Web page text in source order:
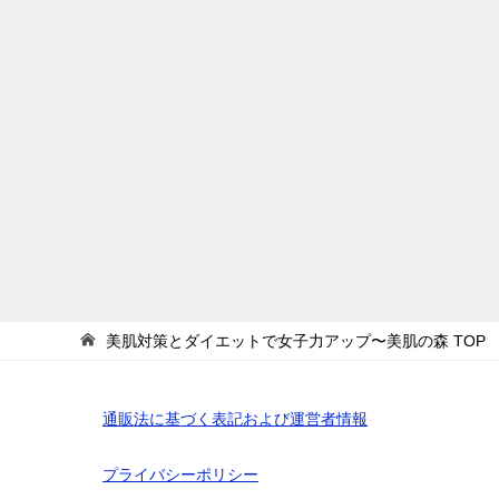
美肌対策とダイエットで女子力アップ〜美肌の森 TOP
通販法に基づく表記および運営者情報
プライバシーポリシー